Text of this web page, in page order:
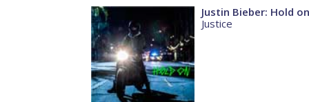
Justin Bieber: Hold on
Justice